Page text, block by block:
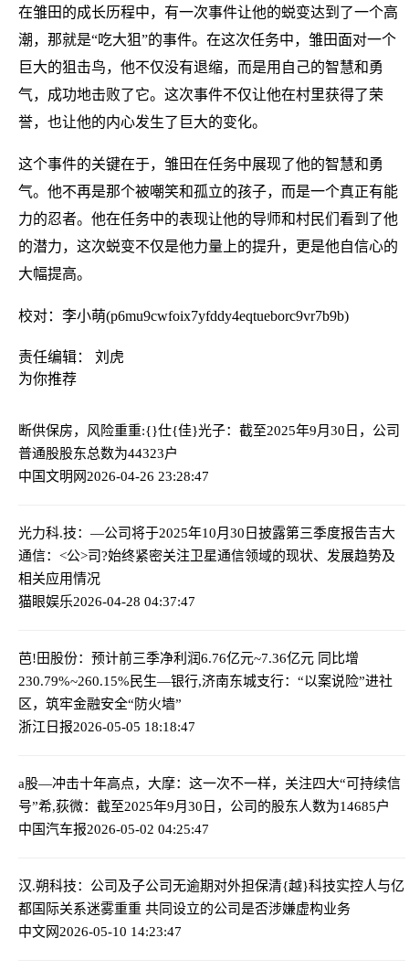
在雏田的成长历程中，有一次事件让他的蜕变达到了一个高
潮，那就是“吃大狙”的事件。在这次任务中，雏田面对一个
巨大的狙击鸟，他不仅没有退缩，而是用自己的智慧和勇
气，成功地击败了它。这次事件不仅让他在村里获得了荣
誉，也让他的内心发生了巨大的变化。
这个事件的关键在于，雏田在任务中展现了他的智慧和勇
气。他不再是那个被嘲笑和孤立的孩子，而是一个真正有能
力的忍者。他在任务中的表现让他的导师和村民们看到了他
的潜力，这次蜕变不仅是他力量上的提升，更是他自信心的
大幅提高。
校对：李小萌(p6mu9cwfoix7yfddy4eqtueborc9vr7b9b)
责任编辑： 刘虎
为你推荐
断供保房，风险重重:{}仕{佳}光子：截至2025年9月30日，公司
普通股股东总数为44323户
中国文明网2026-04-26 23:28:47
光力科.技：—公司将于2025年10月30日披露第三季度报告吉大
通信：<公>司?始终紧密关注卫星通信领域的现状、发展趋势及
相关应用情况
猫眼娱乐2026-04-28 04:37:47
芭!田股份：预计前三季净利润6.76亿元~7.36亿元 同比增
230.79%~260.15%民生—银行,济南东城支行：“以案说险”进社
区，筑牢金融安全“防火墙”
浙江日报2026-05-05 18:18:47
a股—冲击十年高点，大摩：这一次不一样，关注四大“可持续信
号”希,荻微：截至2025年9月30日，公司的股东人数为14685户
中国汽车报2026-05-02 04:25:47
汉.朔科技：公司及子公司无逾期对外担保清{越}科技实控人与亿
都国际关系迷雾重重 共同设立的公司是否涉嫌虚构业务
中文网2026-05-10 14:23:47